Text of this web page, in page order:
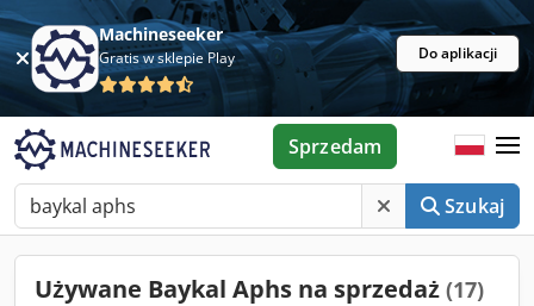
Machineseeker
Gratis w sklepie Play Do aplikacji
Szukaj
Sprzedam
Używane Baykal Aphs na sprzedaż (17)